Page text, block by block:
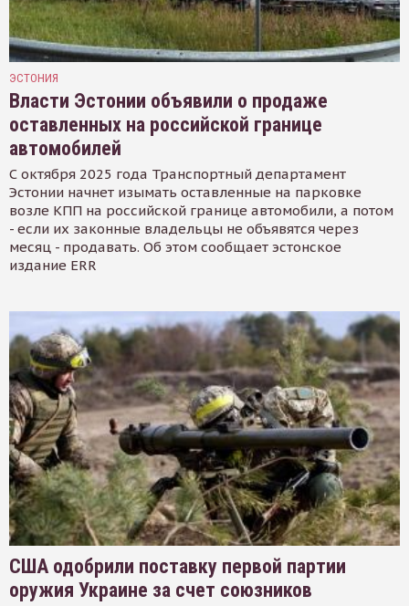
ЭСТОНИЯ
Власти Эстонии объявили о продаже
оставленных на российской границе
автомобилей
С октября 2025 года Транспортный департамент
Эстонии начнет изымать оставленные на парковке
возле КПП на российской границе автомобили, а потом
- если их законные владельцы не объявятся через
месяц - продавать. Об этом сообщает эстонское
издание ERR
США одобрили поставку первой партии
оружия Украине за счет союзников